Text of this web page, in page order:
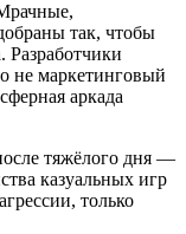
так, чтобы
Разработчики
не маркетинговый
аркада
тяжёлого дня —
казуальных игр
только